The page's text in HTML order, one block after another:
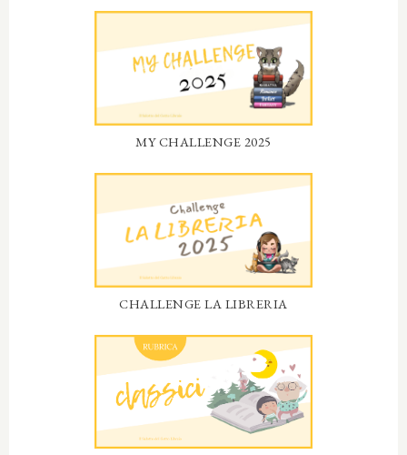
MY CHALLENGE 2025
CHALLENGE LA LIBRERIA